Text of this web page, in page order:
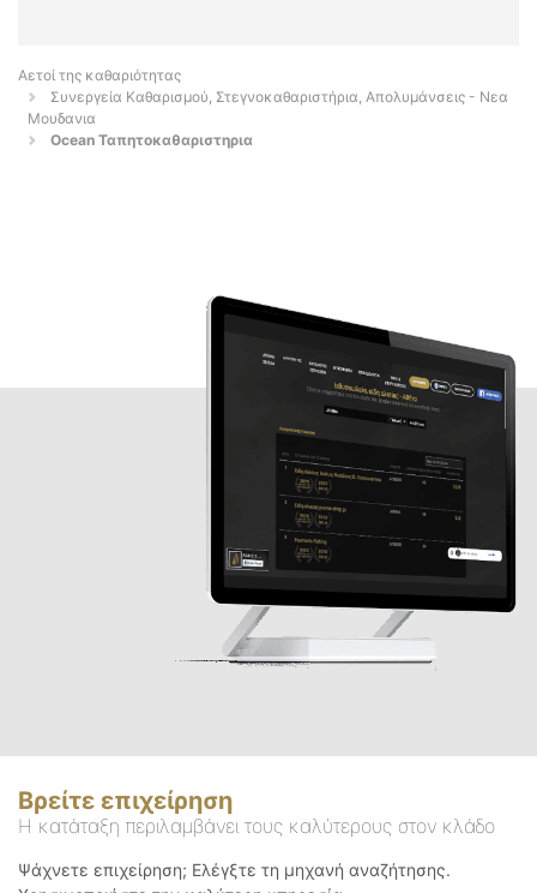
Αετοί της καθαριότητας
Συνεργεία Καθαρισμού, Στεγνοκαθαριστήρια, Απολυμάνσεις - Νεα
Μουδανια
Ocean Ταπητοκαθαριστηρια
Βρείτε επιχείρηση
Η κατάταξη περιλαμβάνει τους καλύτερους στον κλάδο
Ψάχνετε επιχείρηση; Ελέγξτε τη μηχανή αναζήτησης.